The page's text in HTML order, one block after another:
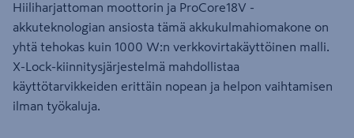
Hiiliharjattoman moottorin ja ProCore18V -
akkuteknologian ansiosta tämä akkukulmahiomakone on
yhtä tehokas kuin 1000 W:n verkkovirtakäyttöinen malli.
X-Lock-kiinnitysjärjestelmä mahdollistaa
käyttötarvikkeiden erittäin nopean ja helpon vaihtamisen
ilman työkaluja.